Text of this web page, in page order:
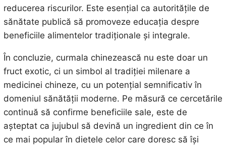
reducerea riscurilor. Este esențial ca autoritățile de
sănătate publică să promoveze educația despre
beneficiile alimentelor tradiționale și integrale.
În concluzie, curmala chinezească nu este doar un
fruct exotic, ci un simbol al tradiției milenare a
medicinei chineze, cu un potențial semnificativ în
domeniul sănătății moderne. Pe măsură ce cercetările
continuă să confirme beneficiile sale, este de
așteptat ca jujubul să devină un ingredient din ce în
ce mai popular în dietele celor care doresc să își